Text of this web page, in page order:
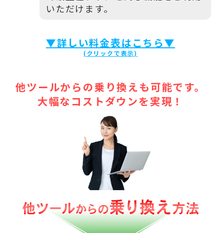
いただけます。
▼詳しい料金表はこちら▼
他ツールからの乗り換えも可能です。
大幅なコストダウンを実現！